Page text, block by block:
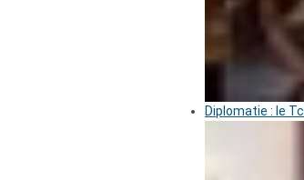
Diplomatie : le